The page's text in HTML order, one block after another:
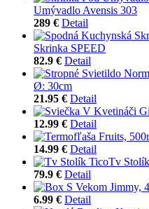
Umývadlo Avensis 303
289 € Detail
Skrinka SPEED
82.9 € Detail
Ø: 30cm
21.95 € Detail
12.99 € Detail
14.99 € Detail
Tv
79.9 € Detail
6.99 € Detail